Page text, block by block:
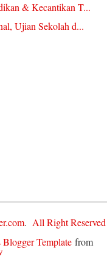
& Kecantikan T...
Ujian Sekolah d...
. All Right Reserved
Blogger Templatefrom